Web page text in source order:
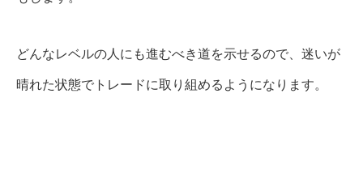
どんなレベルの人にも進むべき道を示せるので、迷いが
晴れた状態でトレードに取り組めるようになります。